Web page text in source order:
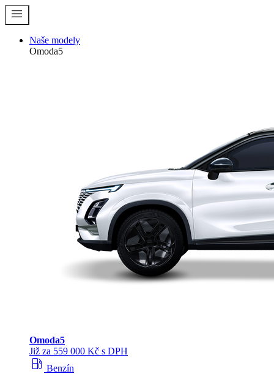
menu
Naše modely
Omoda5
Omoda5
Již za 559 000 Kč s DPH
local_gas_station Benzín